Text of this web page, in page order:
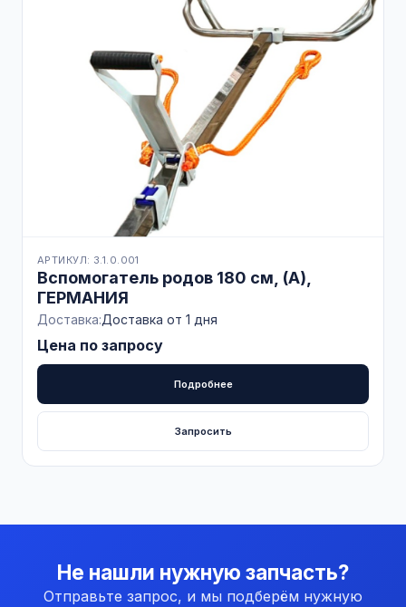
АРТИКУЛ: 3.1.0.001
Вспомогатель родов 180 см, (А),
ГЕРМАНИЯ
Доставка:Доставка от 1 дня
Цена по запросу
Подробнее
Запросить
Не нашли нужную запчасть?
Отправьте запрос, и мы подберём нужную